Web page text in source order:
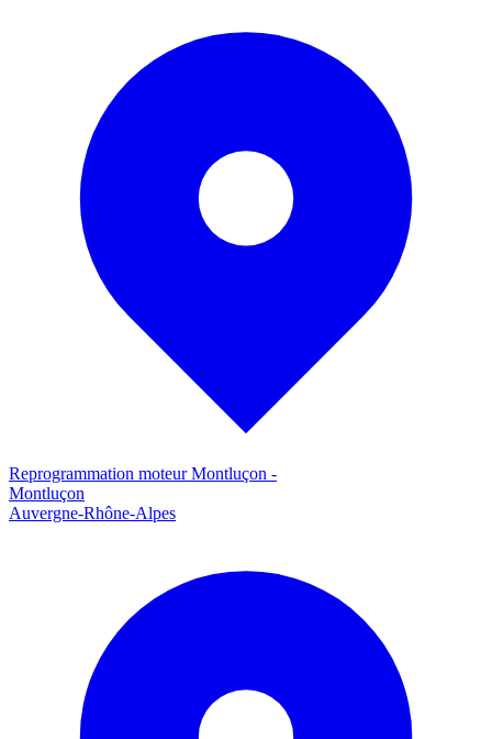
Reprogrammation moteurMontluçon -
Montluçon
Auvergne-Rhône-Alpes